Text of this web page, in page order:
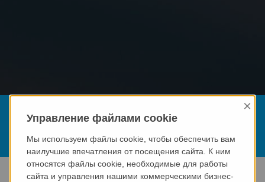
Новости
Последние новости и технологии
Старт Новости
Управление файлами cookie
×
Мы используем файлы cookie, чтобы обеспечить вам
наилучшие впечатления от посещения сайта. К ним
относятся файлы cookie, необходимые для работы
сайта и управления нашими коммерческими бизнес-